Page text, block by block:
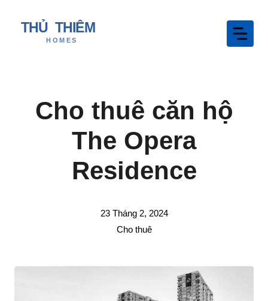
Cho thuê căn hộ
The Opera
Residence
23 Tháng 2, 2024
Cho thuê